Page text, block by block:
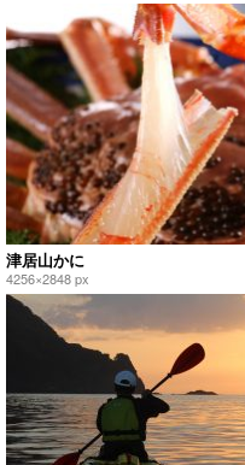
津居山かに
4256×2848 px